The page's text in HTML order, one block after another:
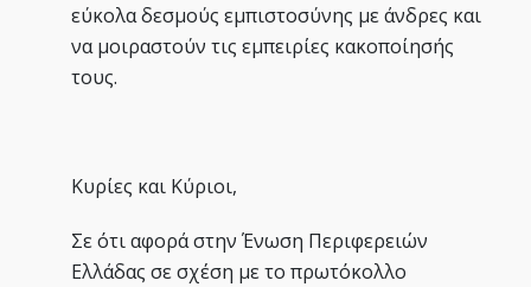
εύκολα δεσμούς εμπιστοσύνης με άνδρες και
να μοιραστούν τις εμπειρίες κακοποίησής
τους.
Κυρίες και Κύριοι,
Σε ότι αφορά στην Ένωση Περιφερειών
Ελλάδας σε σχέση με το πρωτόκολλο